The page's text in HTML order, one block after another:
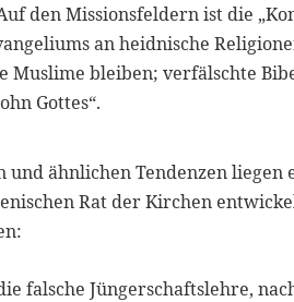
den Missionsfeldern ist die
an heidnische
Muslime bleiben; verfälschte
Gottes“.
und ähnlichen Tendenzen
Rat der Kirchen
falsche Jüngerschaftslehre,